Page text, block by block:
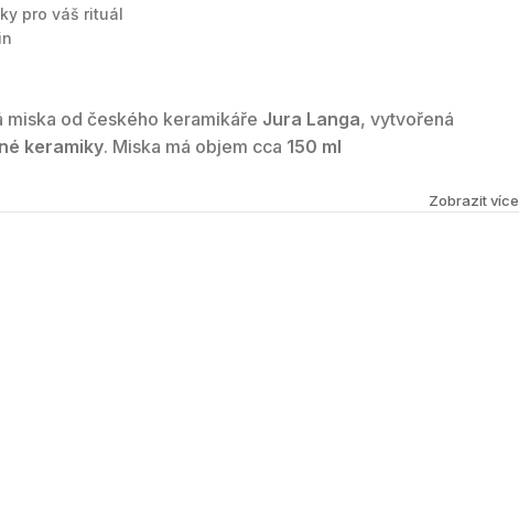
pro váš rituál
miska od českého keramikáře Jura Langa, vytvořená
keramiky. Miska má objem cca 150 ml
Zobrazit více